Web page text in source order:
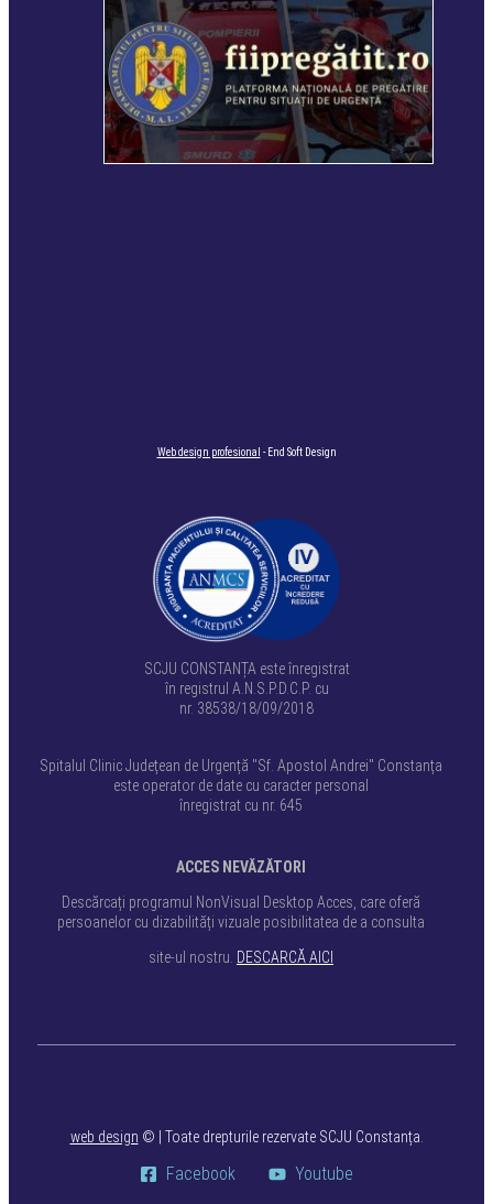
Web design profesional - End Soft Design
SCJU CONSTANȚA este înregistrat
în registrul A.N.S.P.D.C.P. cu
nr. 38538/18/09/2018
Spitalul Clinic Județean de Urgență "Sf. Apostol Andrei" Constanța
este operator de date cu caracter personal
înregistrat cu nr. 645
ACCES NEVĂZĂTORI
Descărcați programul NonVisual Desktop Acces, care oferă
persoanelor cu dizabilități vizuale posibilitatea de a consulta
site-ul nostru. DESCARCĂ AICI
web design © | Toate drepturile rezervate SCJU Constanța.
Facebook Youtube